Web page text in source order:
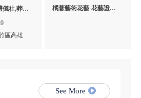
儀社,葬儀
高雄葬儀
區高雄市
橘薏藝術花藝-花藝證照,
See More